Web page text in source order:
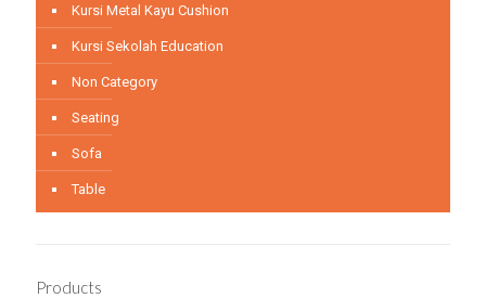
Kursi Metal Kayu Cushion
Kursi Sekolah Education
Non Category
Seating
Sofa
Table
Products